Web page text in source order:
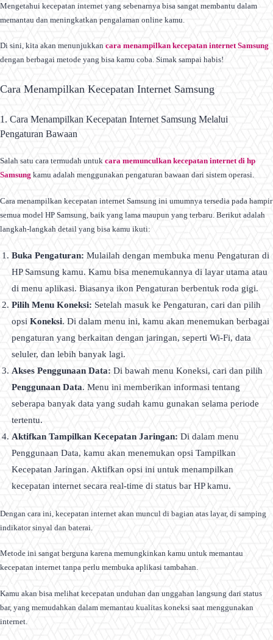
Mengetahui kecepatan internet yang sebenarnya bisa sangat membantu dalam
memantau dan meningkatkan pengalaman online kamu.
Di sini, kita akan menunjukkan cara menampilkan kecepatan internet Samsung
dengan berbagai metode yang bisa kamu coba. Simak sampai habis!
Cara Menampilkan Kecepatan Internet Samsung
1. Cara Menampilkan Kecepatan Internet Samsung Melalui
Pengaturan Bawaan
Salah satu cara termudah untuk cara memunculkan kecepatan internet di hp
Samsung kamu adalah menggunakan pengaturan bawaan dari sistem operasi.
Cara menampilkan kecepatan internet Samsung ini umumnya tersedia pada hampir
semua model HP Samsung, baik yang lama maupun yang terbaru. Berikut adalah
langkah-langkah detail yang bisa kamu ikuti:
Buka Pengaturan: Mulailah dengan membuka menu Pengaturan di
HP Samsung kamu. Kamu bisa menemukannya di layar utama atau
di menu aplikasi. Biasanya ikon Pengaturan berbentuk roda gigi.
Pilih Menu Koneksi: Setelah masuk ke Pengaturan, cari dan pilih
opsiKoneksi. Di dalam menu ini, kamu akan menemukan berbagai
pengaturan yang berkaitan dengan jaringan, seperti Wi-Fi, data
seluler, dan lebih banyak lagi.
Akses Penggunaan Data: Di bawah menu Koneksi, cari dan pilih
Penggunaan Data. Menu ini memberikan informasi tentang
seberapa banyak data yang sudah kamu gunakan selama periode
tertentu.
Aktifkan Tampilkan Kecepatan Jaringan: Di dalam menu
Penggunaan Data, kamu akan menemukan opsi Tampilkan
Kecepatan Jaringan. Aktifkan opsi ini untuk menampilkan
kecepatan internet secara real-time di status bar HP kamu.
Dengan cara ini, kecepatan internet akan muncul di bagian atas layar, di samping
indikator sinyal dan baterai.
Metode ini sangat berguna karena memungkinkan kamu untuk memantau
kecepatan internet tanpa perlu membuka aplikasi tambahan.
Kamu akan bisa melihat kecepatan unduhan dan unggahan langsung dari status
bar, yang memudahkan dalam memantau kualitas koneksi saat menggunakan
internet.